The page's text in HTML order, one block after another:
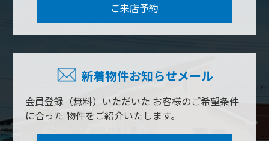
ご来店予約
新着物件お知らせメール
会員登録（無料）いただいた お客様のご希望条件
に合った 物件をご紹介いたします。